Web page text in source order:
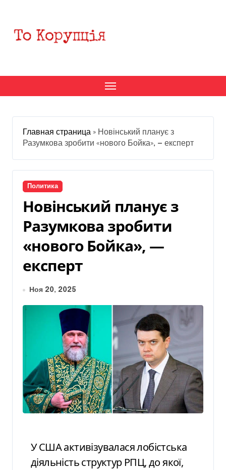
содержанию
Главная страница » Новінський планує з
Разумкова зробити «нового Бойка», — експерт
Политика
Новінський планує з
Разумкова зробити
«нового Бойка», —
експерт
Ноя 20, 2025
У США активізувалася лобістська
діяльність структур РПЦ, до якої,